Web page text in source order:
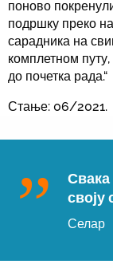
поново
подршку преко
сарадника на
комплетном
до почетка рада.“
Стање: 06/2021.
Свака
своју
Селар